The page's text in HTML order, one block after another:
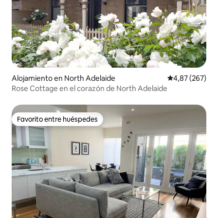
Alojamiento en North Adelaide Calificación
4,87 (267)
Rose Cottage en el corazón de North Adelaide
Favorito entre huéspedes
Favorito entre huéspedes